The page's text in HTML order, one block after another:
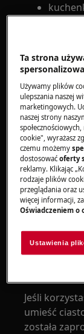
piekarniku
Aby
warto
które
chrupiącą
Wstępne
W
potrawy
piec, a
Jeśli
umieść
została
Ta strona
Używamy plików
ulepszania naszej
marketingowych.
naszej strony
cookie", wyrażasz
czemu możemy
dostosowaćoferty
reklamy. Klikając
rodzaje plików
przeglądania oraz
więcej informacji,
Oświadczeniem o
Ustawienia